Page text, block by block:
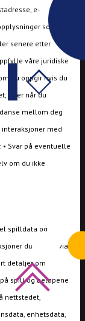
e-
som du
senere etter
våre juridiske
du oppgir hvis du
eller når du
mellom deg
med
Svar på eventuelle
om du ikke
spilldata og
du utfører via
detaljer om
spill og beløpene
nettstedet,
enhetsdata,